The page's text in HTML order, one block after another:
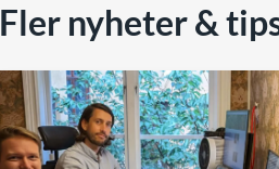
Fler nyheter &